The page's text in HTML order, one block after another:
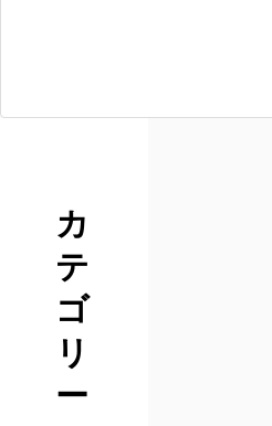
カ
テ
ゴ
リ
ー